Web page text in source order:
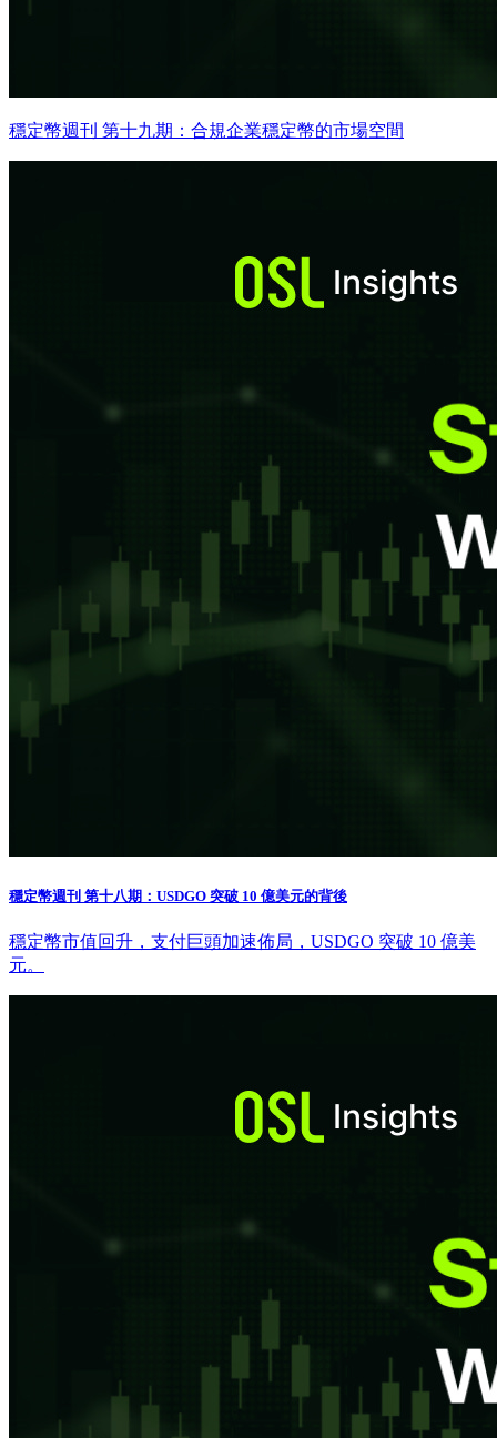
穩定幣週刊 第十九期：合規企業穩定幣的市場空間
穩定幣週刊 第十八期：USDGO 突破 10 億美元的背後
穩定幣市值回升，支付巨頭加速佈局，USDGO 突破 10 億美
元。